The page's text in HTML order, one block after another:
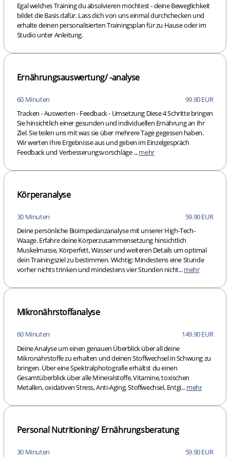
Egal welches Training du absolvieren möchtest - deine Beweglichkeit
bildet die Basis dafür. Lass dich von uns einmal durchchecken und
erhalte deinen personalisierten Trainingsplan für zu Hause oder im
Studio unter Anleitung.
Ernährungsauswertung/ -analyse
60 Minuten
99.90 EUR
Tracken - Auswerten - Feedback - Umsetzung Diese 4 Schritte bringen
Sie hinsichtlich einer gesunden und individuellen Ernährung an Ihr
Ziel. Sie teilen uns mit was sie über mehrere Tage gegessen haben.
Wir werten Ihre Ergebnisse aus und geben im Einzelgespräch
Feedback und Verbesserungsvorschläge ...mehr
Körperanalyse
30 Minuten
59.90 EUR
Deine persönliche Bioimpedanzanalyse mit unserer High-Tech-
Waage. Erfahre deine Körperzusammensetzung hinsichtlich
Muskelmasse, Körperfett, Wasser und weiteren Details um optimal
dein Trainingsziel zu bestimmen. Wichtig: Mindestens eine Stunde
vorher nichts trinken und mindestens vier Stunden nicht...mehr
Mikronährstoffanalyse
60 Minuten
149.90 EUR
Deine Analyse um einen genauen Überblick über all deine
Mikronährstoffe zu erhalten und deinen Stoffwechsel in Schwung zu
bringen. Über eine Spektralphotografie erhältst du einen
Gesamtüberblick über alle Mineralstoffe, Vitamine, toxischen
Metallen, oxidativen Stress, Anti-Aging, Stoffwechsel, Entgi...mehr
Personal Nutritioning/ Ernährungsberatung
30 Minuten 59.90 EUR